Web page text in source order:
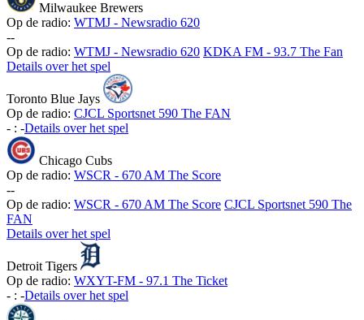
Milwaukee Brewers
Op de radio: WTMJ - Newsradio 620
--
Op de radio: WTMJ - Newsradio 620 KDKA FM - 93.7 The Fan
Details over het spel
Toronto Blue Jays
Op de radio: CJCL Sportsnet 590 The FAN
- : -Details over het spel
Chicago Cubs
Op de radio: WSCR - 670 AM The Score
--
Op de radio: WSCR - 670 AM The Score CJCL Sportsnet 590 The
FAN
Details over het spel
Detroit Tigers
Op de radio: WXYT-FM - 97.1 The Ticket
- : -Details over het spel